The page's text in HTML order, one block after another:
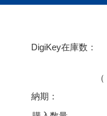
DigiKey在庫数：
（
納期：